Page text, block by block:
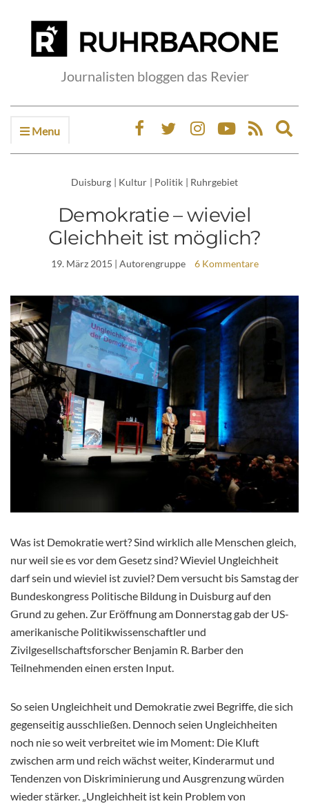
Journalisten bloggen das Revier
Menu
Duisburg | Kultur | Politik | Ruhrgebiet
Demokratie – wieviel
Gleichheit ist möglich?
19. März 2015 | Autorengruppe 6 Kommentare
Was ist Demokratie wert? Sind wirklich alle Menschen gleich,
nur weil sie es vor dem Gesetz sind? Wieviel Ungleichheit
darf sein und wieviel ist zuviel? Dem versucht bis Samstag der
Bundeskongress Politische Bildung in Duisburg auf den
Grund zu gehen. Zur Eröffnung am Donnerstag gab der US-
amerikanische Politikwissenschaftler und
Zivilgesellschaftsforscher Benjamin R. Barber den
Teilnehmenden einen ersten Input.
So seien Ungleichheit und Demokratie zwei Begriffe, die sich
gegenseitig ausschließen. Dennoch seien Ungleichheiten
noch nie so weit verbreitet wie im Moment: Die Kluft
zwischen arm und reich wächst weiter, Kinderarmut und
Tendenzen von Diskriminierung und Ausgrenzung würden
wieder stärker. „Ungleichheit ist kein Problem von